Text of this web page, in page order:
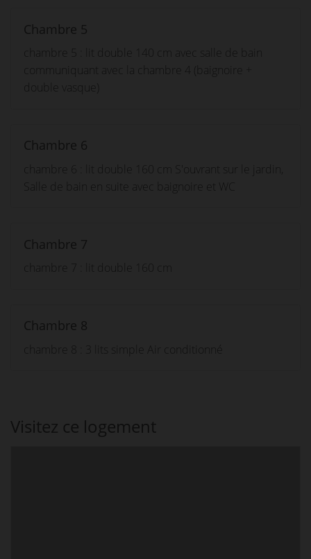
Chambre 5
chambre 5 : lit double 140 cm avec salle de bain
communiquant avec la chambre 4 (baignoire +
double vasque)
Chambre 6
chambre 6 : lit double 160 cm S'ouvrant sur le jardin,
Salle de bain en suite avec baignoire et WC
Chambre 7
chambre 7 : lit double 160 cm
Chambre 8
chambre 8 : 3 lits simple Air conditionné
Visitez ce logement